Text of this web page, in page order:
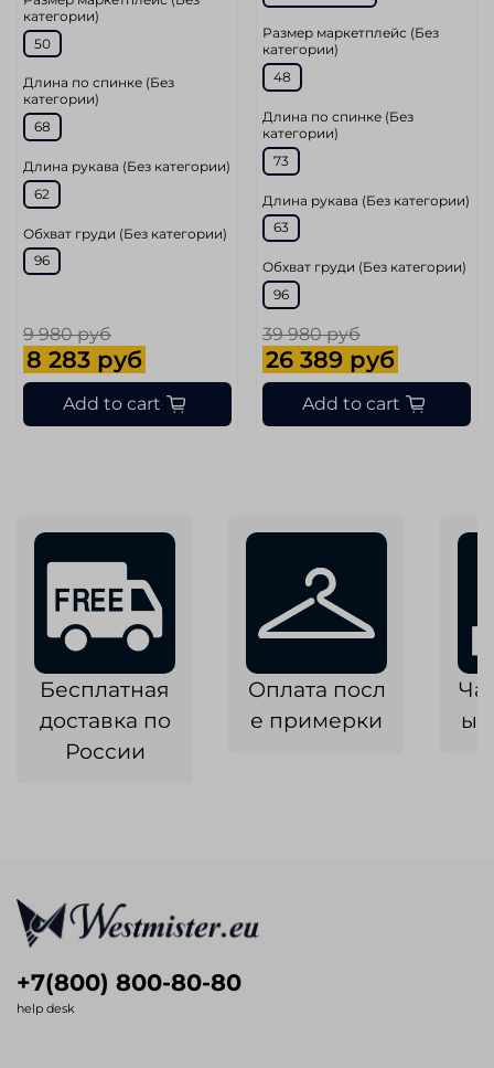
категории)
50
Длина по спинке (Без
категории)
68
Длина рукава (Без категории)
62
Обхват груди (Без категории)
96
9 980 руб
8 283 руб
Add to cart
Размер маркетплейс (Без
категории)
48
Длина по спинке (Без
категории)
73
Длина рукава (Без категории)
63
Обхват груди (Без категории)
96
39 980 руб
26 389 руб
Add to cart
Бесплатная
доставка по
России
Оплата посл
е примерки
+7(800) 800-80-80
help desk